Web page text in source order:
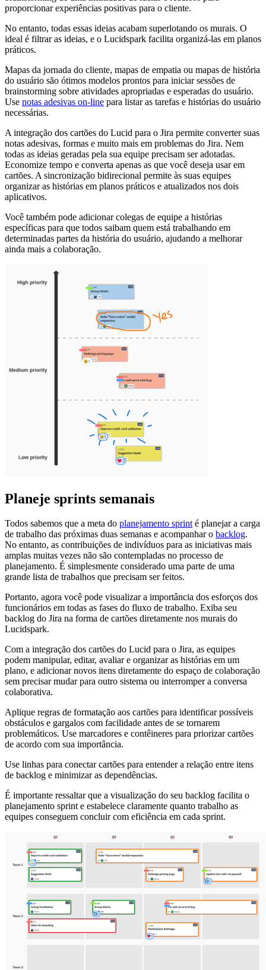
proporcionar experiências positivas para o cliente.
No entanto, todas essas ideias acabam superlotando os murais. O
ideal é filtrar as ideias, e o Lucidspark facilita organizá-las em planos
práticos.
Mapas da jornada do cliente, mapas de empatia ou mapas de história
do usuário são ótimos modelos prontos para iniciar sessões de
brainstorming sobre atividades apropriadas e esperadas do usuário.
Use notas adesivas on-line para listar as tarefas e histórias do usuário
necessárias.
A integração dos cartões do Lucid para o Jira permite converter suas
notas adesivas, formas e muito mais em problemas do Jira. Nem
todas as ideias geradas pela sua equipe precisam ser adotadas.
Economize tempo e converta apenas as que você deseja usar em
cartões. A sincronização bidirecional permite às suas equipes
organizar as histórias em planos práticos e atualizados nos dois
aplicativos.
Você também pode adicionar colegas de equipe a histórias
específicas para que todos saibam quem está trabalhando em
determinadas partes da história do usuário, ajudando a melhorar
ainda mais a colaboração.
Planeje sprints semanais
Todos sabemos que a meta do planejamento sprinté planejar a carga
de trabalho das próximas duas semanas e acompanhar o backlog.
No entanto, as contribuições de indivíduos para as iniciativas mais
amplas muitas vezes não são contempladas no processo de
planejamento. É simplesmente considerado uma parte de uma
grande lista de trabalhos que precisam ser feitos.
Portanto, agora você pode visualizar a importância dos esforços dos
funcionários em todas as fases do fluxo de trabalho. Exiba seu
backlog do Jira na forma de cartões diretamente nos murais do
Lucidspark.
Com a integração dos cartões do Lucid para o Jira, as equipes
podem manipular, editar, avaliar e organizar as histórias em um
plano, e adicionar novos itens diretamente do espaço de colaboração
sem precisar mudar para outro sistema ou interromper a conversa
colaborativa.
Aplique regras de formatação aos cartões para identificar possíveis
obstáculos e gargalos com facilidade antes de se tornarem
problemáticos. Use marcadores e contêineres para priorizar cartões
de acordo com sua importância.
Use linhas para conectar cartões para entender a relação entre itens
de backlog e minimizar as dependências.
É importante ressaltar que a visualização do seu backlog facilita o
planejamento sprint e estabelece claramente quanto trabalho as
equipes conseguem concluir com eficiência em cada sprint.